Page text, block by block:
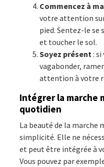
Commencez à
votre attention
pied. Sentez-le se
et toucher le sol.
Soyez présent :
vagabonder,
attention à votre
Intégrer la marche
quotidien
La beauté de la marche
simplicité. Elle ne
et peut être intégrée à
Vous pouvez par